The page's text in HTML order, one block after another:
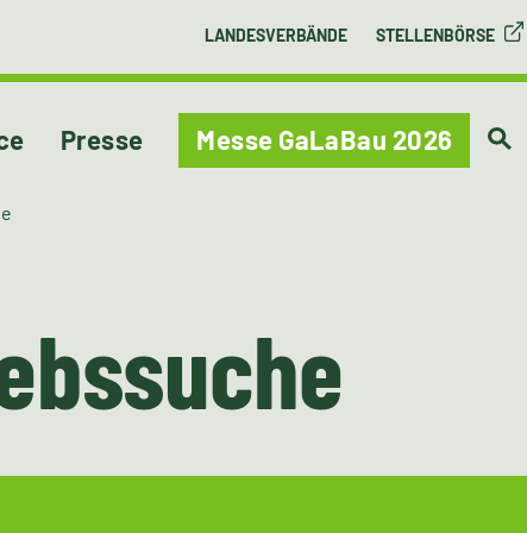
LANDESVERBÄNDE STELLENBÖRSE
Presse Messe GaLaBau 2026